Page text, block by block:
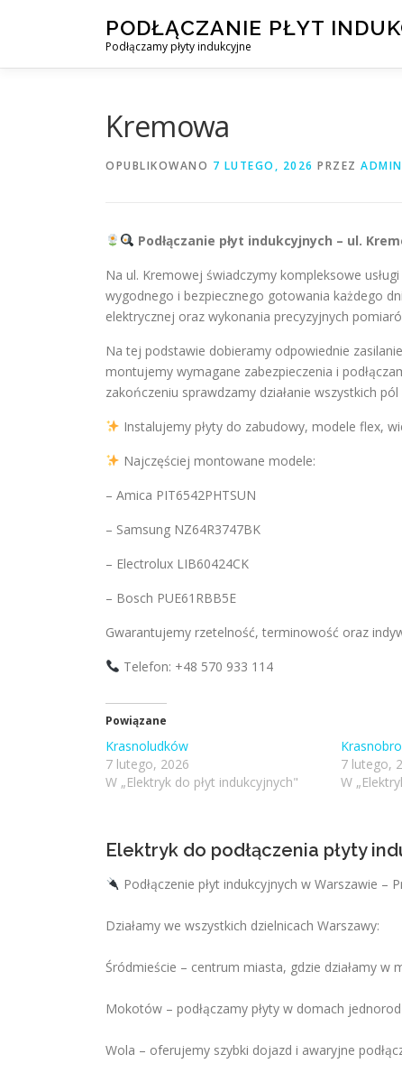
PODŁĄCZANIE PŁYT
Podłączamy płyty indukcyjne
Kremowa
OPUBLIKOWANO 7 LUTEGO, 2026 PRZEZ ADMIN
Podłączanie płyt indukcyjnych – ul.
Na ul. Kremowej świadczymy kompleksowe
wygodnego i bezpiecznego gotowania każdego
elektrycznej oraz wykonania precyzyjnych
Na tej podstawie dobieramy odpowiednie
montujemy wymagane zabezpieczenia i
zakończeniu sprawdzamy działanie wszystkich
Instalujemy płyty do zabudowy, modele flex,
Najczęściej montowane modele:
– Amica PIT6542PHTSUN
– Samsung NZ64R3747BK
– Electrolux LIB60424CK
– Bosch PUE61RBB5E
Gwarantujemy rzetelność, terminowość oraz
Telefon: +48 570 933 114
Powiązane
Krasnoludków
7 lutego, 2026
W „Elektryk do płyt indukcyjnych"
7 lutego,
W
Elektryk do podłączenia płyty
Podłączenie płyt indukcyjnych w Warszawie
Działamy we wszystkich dzielnicach Warszawy:
Śródmieście – centrum miasta, gdzie działamy w
Mokotów – podłączamy płyty w domach
Wola – oferujemy szybki dojazd i awaryjne